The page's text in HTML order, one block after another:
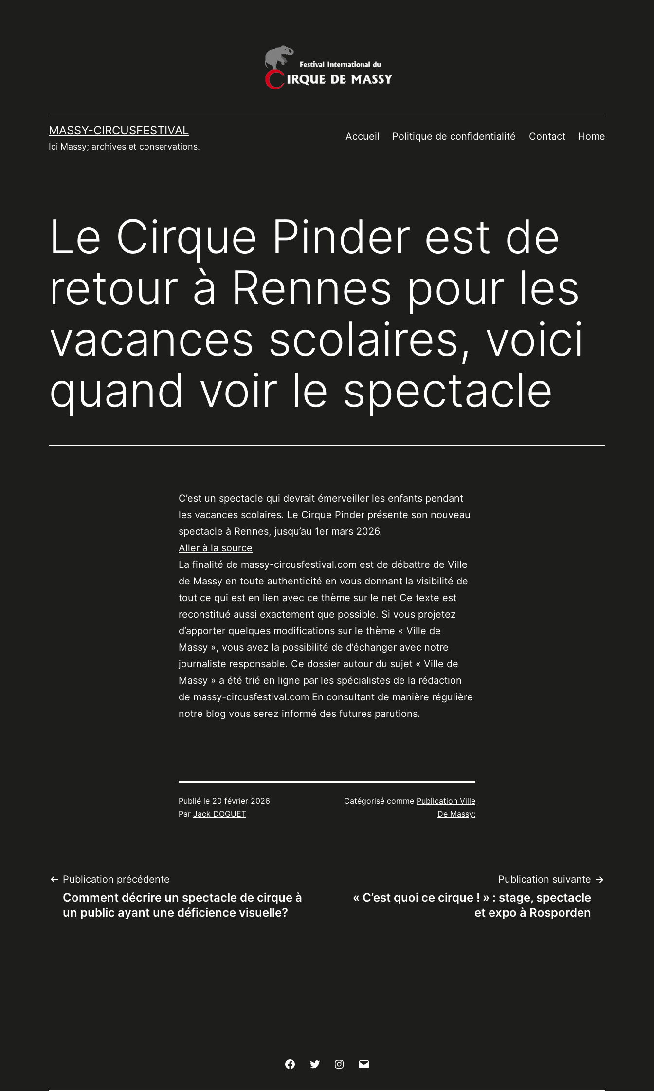
MASSY-CIRCUSFESTIVAL
Ici Massy; archives et conservations.
Accueil Politique de confidentialité Contact Home
Le Cirque Pinder est de
retour à Rennes pour les
vacances scolaires, voici
quand voir le spectacle
C’est un spectacle qui devrait émerveiller les enfants pendant
les vacances scolaires. Le Cirque Pinder présente son nouveau
spectacle à Rennes, jusqu’au 1er mars 2026.
Aller à la source
La finalité de massy-circusfestival.com est de débattre de Ville
de Massy en toute authenticité en vous donnant la visibilité de
tout ce qui est en lien avec ce thème sur le net Ce texte est
reconstitué aussi exactement que possible. Si vous projetez
d’apporter quelques modifications sur le thème « Ville de
Massy », vous avez la possibilité de d’échanger avec notre
journaliste responsable. Ce dossier autour du sujet « Ville de
Massy » a été trié en ligne par les spécialistes de la rédaction
de massy-circusfestival.com En consultant de manière régulière
notre blog vous serez informé des futures parutions.
Publié le 20 février 2026
Par Jack DOGUET
Catégorisé comme Publication Ville
De Massy:
Navigation
de
Publication précédente
Comment décrire un spectacle de cirque à
un public ayant une déficience visuelle?
Publication suivante
« C’est quoi ce cirque ! » : stage, spectacle
et expo à Rosporden
FacebookTwitter Instagram